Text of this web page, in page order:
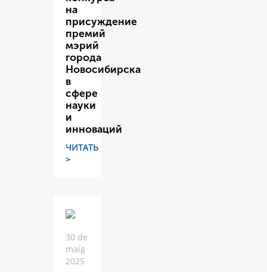
на
присуждение
премий
мэрий
города
Новосибирска
в
сфере
науки
и
инноваций
ЧИТАТЬ
>
30 de
maig
2025